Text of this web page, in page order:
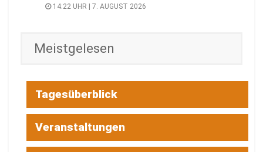
14:22 UHR | 7. AUGUST 2026
Meistgelesen
Tagesüberblick
Veranstaltungen